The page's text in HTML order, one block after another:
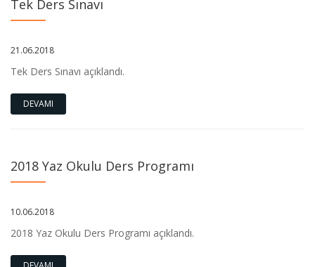
Tek Ders Sınavı
21.06.2018
Tek Ders Sınavı açıklandı.
DEVAMI
2018 Yaz Okulu Ders Programı
10.06.2018
2018 Yaz Okulu Ders Programı açıklandı.